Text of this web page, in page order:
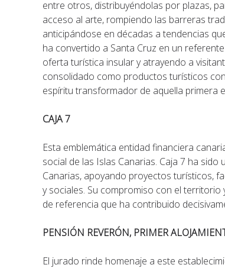
entre otros, distribuyéndolas por plazas,
acceso al arte, rompiendo las barreras
anticipándose en décadas a tendencias
ha convertido a Santa Cruz en un
oferta turística insular y atrayendo a
consolidado como productos turísticos
espíritu transformador de aquella primera
CAJA 7
Esta emblemática entidad financiera
social de las Islas Canarias. Caja 7 ha
Canarias, apoyando proyectos turísticos,
y sociales. Su compromiso con el
de referencia que ha contribuido
PENSIÓN REVERÓN, PRIMER
El jurado rinde homenaje a este